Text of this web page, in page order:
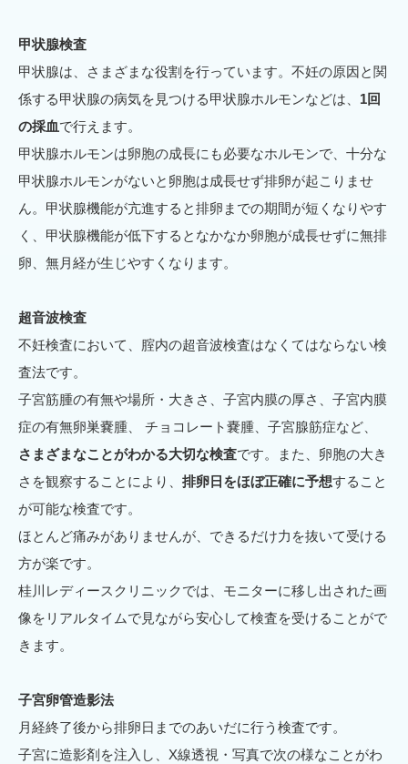
甲状腺検査
甲状腺は、さまざまな役割を行っています。不妊の原因と関
係する甲状腺の病気を見つける甲状腺ホルモンなどは、 1回
の採血で行えます。
甲状腺ホルモンは卵胞の成長にも必要なホルモンで、十分な
甲状腺ホルモンがないと卵胞は成長せず排卵が起こりませ
ん。甲状腺機能が亢進すると排卵までの期間が短くなりやす
く、甲状腺機能が低下するとなかなか卵胞が成長せずに無排
卵、無月経が生じやすくなります。
超音波検査
不妊検査において、腟内の超音波検査はなくてはならない検
査法です。
子宮筋腫の有無や場所・大きさ、子宮内膜の厚さ、子宮内膜
症の有無卵巣嚢腫、 チョコレート嚢腫、子宮腺筋症など、
さまざまなことがわかる大切な検査です。また、卵胞の大き
さを観察することにより、 排卵日をほぼ正確に予想すること
が可能な検査です。
ほとんど痛みがありませんが、できるだけ力を抜いて受ける
方が楽です。
桂川レディースクリニックでは、モニターに移し出された画
像をリアルタイムで見ながら安心して検査を受けることがで
きます。
子宮卵管造影法
月経終了後から排卵日までのあいだに行う検査です。
子宮に造影剤を注入し、X線透視・写真で次の様なことがわ